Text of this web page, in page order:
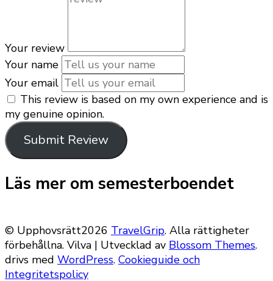
Your review
Your name
Your email
This review is based on my own experience and is
my genuine opinion.
Submit Review
Läs mer om semesterboendet
© Upphovsrätt2026 TravelGrip. Alla rättigheter
förbehållna. Vilva | Utvecklad av Blossom Themes.
drivs med WordPress. Cookieguide och
Integritetspolicy